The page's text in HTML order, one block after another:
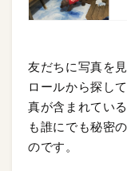
友だちに写真を
ロールから探し
真が含まれてい
も誰にでも秘密
のです。